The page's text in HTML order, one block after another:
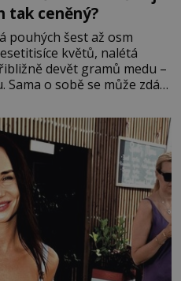
tak ceněný?
pouhých šest až osm
květů, nalétá
devět gramů medu –
o sobě se může zdát
vznikne jeden z